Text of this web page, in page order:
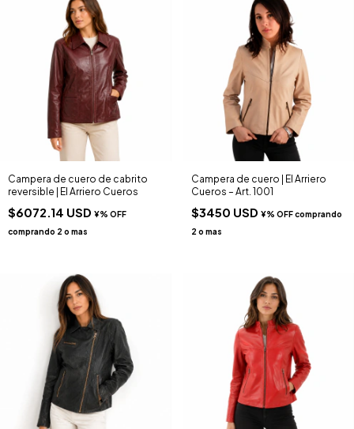
Campera de cuero de cabrito
reversible | El Arriero Cueros
$6072.14 USD
Campera de cuero | El Arriero
Cueros – Art. 1001
$3450 USD